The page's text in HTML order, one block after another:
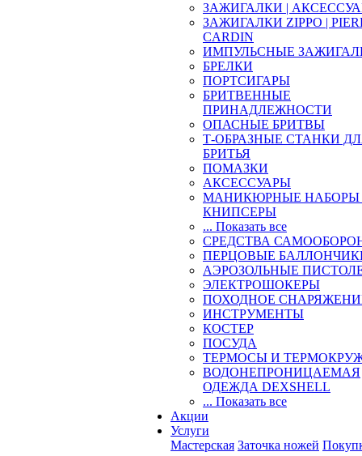
ЗАЖИГАЛКИ |
ЗАЖИГАЛКИ ZIPPO |
CARDIN
ИМПУЛЬСНЫЕ
БРЕЛКИ
ПОРТСИГАРЫ
БРИТВЕННЫЕ
ПРИНАДЛЕЖНОСТИ
ОПАСНЫЕ БРИТВЫ
Т-ОБРАЗНЫЕ СТАНКИ
БРИТЬЯ
ПОМАЗКИ
АКСЕССУАРЫ
МАНИКЮРНЫЕ НАБОРЫ
КНИПСЕРЫ
... Показать все
СРЕДСТВА
ПЕРЦОВЫЕ
АЭРОЗОЛЬНЫЕ
ЭЛЕКТРОШОКЕРЫ
ПОХОДНОЕ
ИНСТРУМЕНТЫ
КОСТЕР
ПОСУДА
ТЕРМОСЫ И
ВОДОНЕПРОНИЦАЕМАЯ
ОДЕЖДА DEXSHELL
... Показать все
Акции
Услуги
Мастерская Заточка ножей